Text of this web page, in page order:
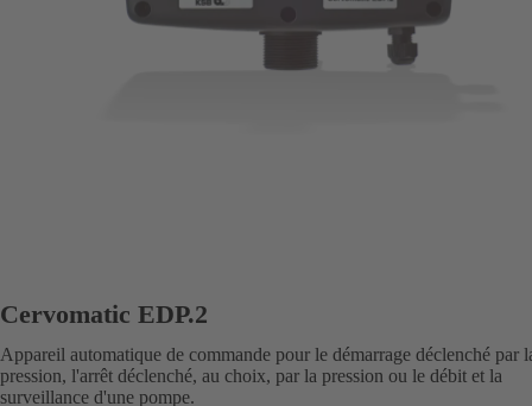
Cervomatic EDP.2
Appareil automatique de commande pour le démarrage déclenché par
pression, l'arrêt déclenché, au choix, par la pression ou le débit et la
surveillance d'une pompe.